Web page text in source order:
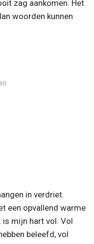
zag aankomen. Het
woorden kunnen
in verdriet.
een opvallend warme
mijn hart vol. Vol
beleefd, vol